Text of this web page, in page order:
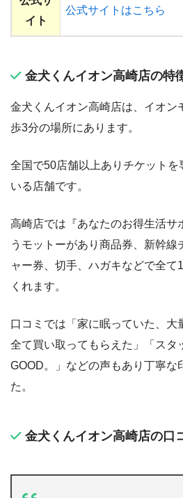
イト
公式サイトはこちら
金犬くんイオン高崎店の特
金犬くんイオン高崎店は、イオン
歩3分の場所にあります。
全国で50店舗以上ありチケットを
いる店舗です。
高崎店では『あなたのお得生活サ
うモットーがあり商品券、新幹線
ャー券、切手、ハガキなどで全て
くれます。
口コミでは「家に眠っていた、大
全て買い取ってもらえた」「スタ
GOOD。」などの声もあり丁寧な
た。
金犬くんイオン高崎店の口